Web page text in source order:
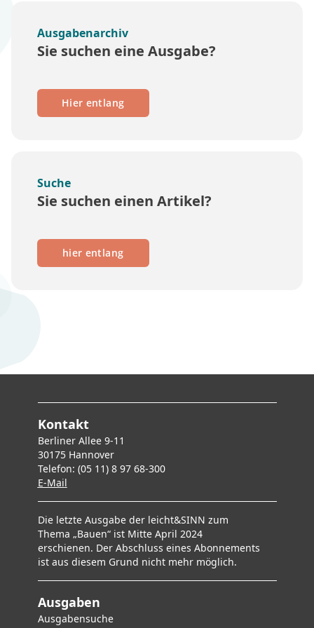
Ausgabenarchiv
Sie suchen eine Ausgabe?
Hier entlang
Suche
Sie suchen einen Artikel?
hier entlang
Kontakt
Berliner Allee 9-11
30175 Hannover
Telefon: (05 11) 8 97 68-300
E-Mail
Die letzte Ausgabe der leicht&SINN zum
Thema „Bauen“ ist Mitte April 2024
erschienen. Der Abschluss eines Abonnements
ist aus diesem Grund nicht mehr möglich.
Ausgaben
Ausgabensuche